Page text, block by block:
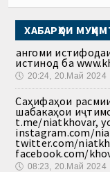
ХАБАРҲОИ
Ҳангоми
истинод ба
🕔 20:24, 20.Май 2024
Саҳифаҳои
шабакаҳои
t.me/niatkhovar,
instagram.com/
twitter.com/
facebook.com/
🕔 08:23, 20.Май 2024